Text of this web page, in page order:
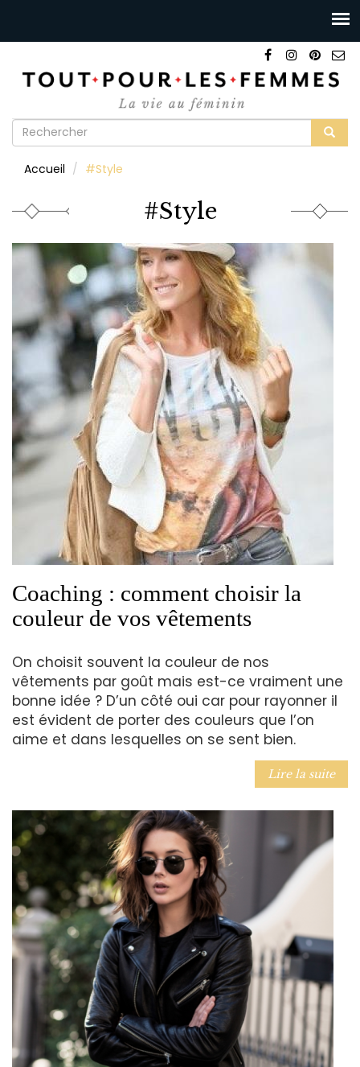
Formulaire
recherche
Accueil #Style
#Style
Coaching : comment choisir la
couleur de vos vêtements
On choisit souvent la couleur de nos
vêtements par goût mais est-ce vraiment une
bonne idée ? D’un côté oui car pour rayonner il
est évident de porter des couleurs que l’on
aime et dans lesquelles on se sent bien.
Lire la suite